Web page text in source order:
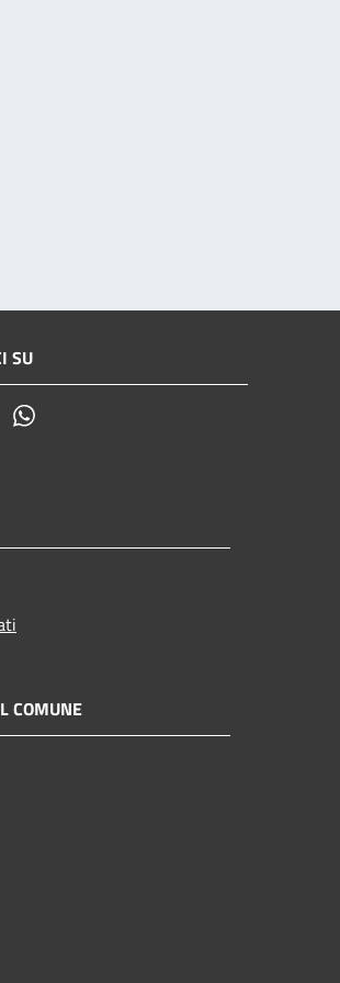
SU
COMUNE